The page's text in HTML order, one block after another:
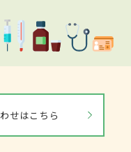
せはこちら